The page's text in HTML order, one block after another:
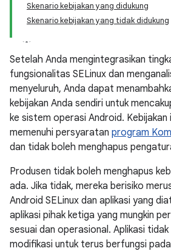
Skenario kebijakan yang didukung
Skenario kebijakan yang tidak didukung
Setelah Anda mengintegrasikan
fungsionalitas SELinux dan
menyeluruh, Anda dapat
kebijakan Anda sendiri untuk
ke sistem operasi Android.
memenuhi persyaratan program
dan tidak boleh menghapus
Produsen tidak boleh menghapus
ada. Jika tidak, mereka berisiko
Android SELinux dan aplikasi yang
aplikasi pihak ketiga yang mungkin
sesuai dan operasional. Aplikasi
modifikasi untuk terus berfungsi